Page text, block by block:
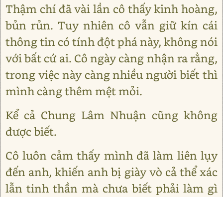
Thậm chí đã vài lần cô thấy kinh hoàng,
bủn rủn. Tuy nhiên cô vẫn giữ kín cái
thông tin có tính đột phá này, không nói
với bất cứ ai. Cô ngày càng nhận ra rằng,
trong việc này càng nhiều người biết thì
mình càng thêm mệt mỏi.
Kể cả Chung Lâm Nhuận cũng không
được biết.
Cô luôn cảm thấy mình đã làm liên lụy
đến anh, khiến anh bị giày vò cả thể xác
lẫn tinh thần mà chưa biết phải làm gì